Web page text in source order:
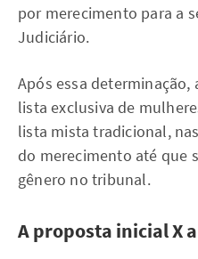
por merecimento para a
Judiciário.
Após essa
lista exclusiva de
lista mista tradicional,
do merecimento até que
gênero no tribunal.
A proposta inicial X